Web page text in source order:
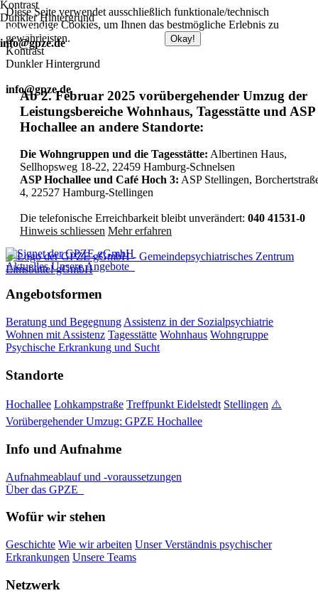
Diese Seite verwendet ausschließlich funktionale/technisch
notwendige Cookies, um Ihnen das bestmögliche Erlebnis zu
gewährleisten.
Okay!
Kontrast
Dunkler Hintergrund
info@gpze.de
Ab 2. Februar 2025 vorübergehender Umzug der
Leistungsbereiche Wohnhaus, Tagesstätte und ASP
Hochallee an andere Standorte:
Die Wohngruppen und die Tagesstätte: Albertinen Haus,
Sellhopsweg 18-22, 22459 Hamburg-Schnelsen
ASP Hochallee und Café Hoch 3: ASP Stellingen,
4, 22527 Hamburg-Stellingen
Die telefonische Erreichbarkeit bleibt unverändert: 040 41531-0
Hinweis schliessen Mehr erfahren
Kontrast
Dunkler Hintergrund
040 415 31 0
info@gpze.de
AktuellesUnsere Angebote
Angebotsformen
Beratung und Begegnung Assistenz in der Sozialpsychiatrie
Wohnen mit Assistenz Tagesstätte Wohnhaus Wohngruppe
Psychische Erkrankung und Sucht
Standorte
Hochallee Lohkampstraße Treffpunkt Eidelstedt Stellingen ⚠️
Vorübergehender Umzug: GPZE Hochallee
Info und Aufnahme
Aufnahmeablauf und -voraussetzungen
Über das GPZE
Wofür wir stehen
Geschichte Wie wir arbeiten Unser Verständnis psychischer
Erkrankungen Unsere Teams
Netzwerk